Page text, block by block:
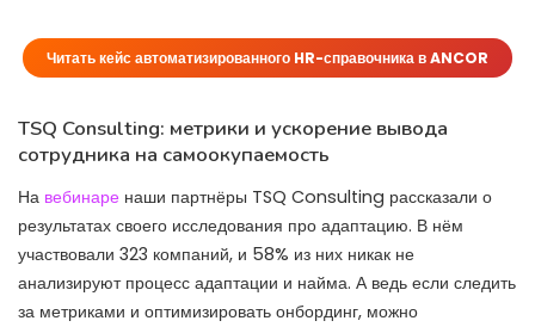
Читать кейс автоматизированного HR-справочника в ANCOR
TSQ Consulting: метрики и ускорение вывода
сотрудника на самоокупаемость
На вебинаре наши партнёры TSQ Consulting рассказали о
результатах своего исследования про адаптацию. В нём
участвовали 323 компаний, и 58% из них никак не
анализируют процесс адаптации и найма. А ведь если следить
за метриками и оптимизировать онбординг, можно